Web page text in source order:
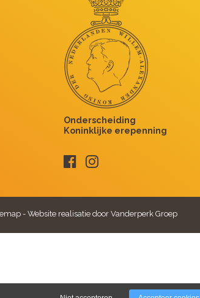
- Website realisatie door Vanderperk Groep